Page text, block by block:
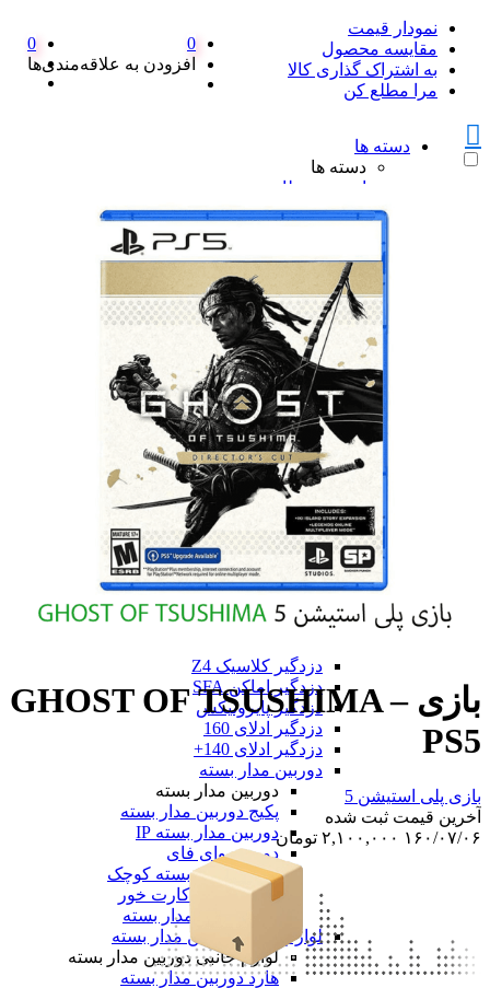
نمودار قیمت
مقایسه محصول
به اشتراک گذاری کالا
مرا مطلع کن
0
افزودن به علاقه‌مندی‌ها
0
دسته ها
دسته ها
امنیت و نظارت
امنیت و نظارت
پکیج دزدگیر اماکن
پکیج دزدگیر اماکن
ست کامل دزدگیر منزل SFA
پک کامل دزدگیر اماکن سایلکس
همه پکیج دزدگیر اماکن
دزدگیر سایلکس
دزدگیر سایلکس
دزدگیر سایلکس لایت SG8-LITE
دزدگیر سایلکس sg8 s
دزدگیر سایلکس SG8 Q
همه دزدگیر سایلکس
دزدگیر فایروال
دزدگیر فایروال
دزدگیر فایروال F9
دزدگیر فایروال F10
همه دزدگیر فایروال
دزدگیر GMK
دزدگیر GMK
دزدگیر GMK 890
دزدگیر GMK 910
دزدگیر کلاسیک Z4
دزدگیر اماکن SFA
دزدگیر پایرونیکس
دزدگیر ادلای 160
دزدگیر ادلای 140+
دوربین مدار بسته
دوربین مدار بسته
پکیج دوربین مدار بسته
دوربین مدار بسته IP
دوربین وای فای
دوربین مدار بسته کوچک
دوربین سیم کارت خور
همه دوربین مدار بسته
لوازم جانبی دوربین مدار بسته
لوازم جانبی دوربین مدار بسته
هارد دوربین مدار بسته
بازی GHOST OF TSUSHIMA –
PS5
بازی پلی استیشن 5
آخرین‌ قیمت ثبت‌ شده
۱۶۰/۰۷/۰۶ ۲,۱۰۰,۰۰۰ تومان